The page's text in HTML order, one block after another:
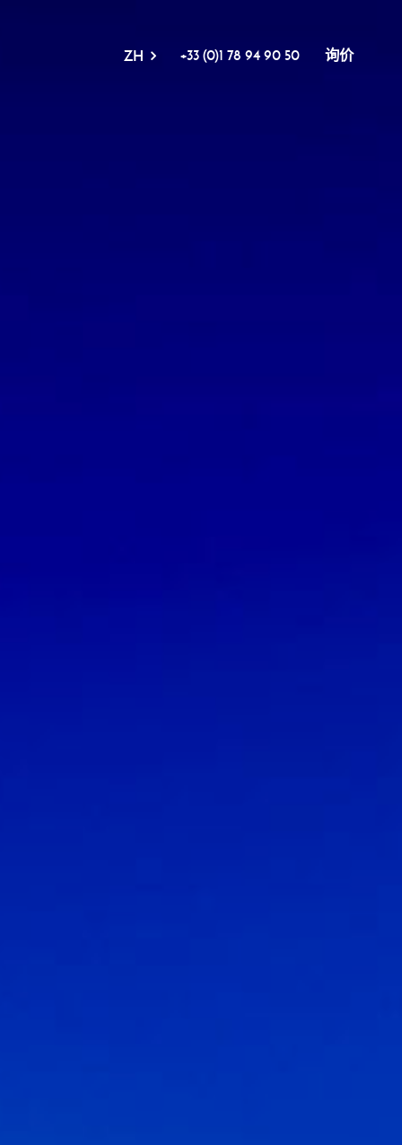
ZH +33 (0)1 78 94 90 50 询价